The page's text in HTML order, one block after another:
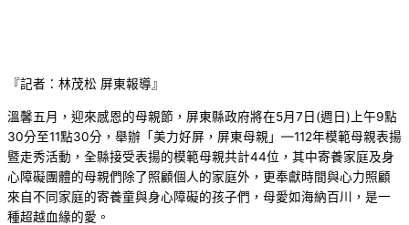
『記者：林茂松 屏東報導』
溫馨五月，迎來感恩的母親節，屏東縣政府將在5月7日(週日)上午9點
30分至11點30分，舉辦「美力好屏，屏東母親」—112年模範母親表揚
暨走秀活動，全縣接受表揚的模範母親共計44位，其中寄養家庭及身
心障礙團體的母親們除了照顧個人的家庭外，更奉獻時間與心力照顧
來自不同家庭的寄養童與身心障礙的孩子們，母愛如海納百川，是一
種超越血緣的愛。